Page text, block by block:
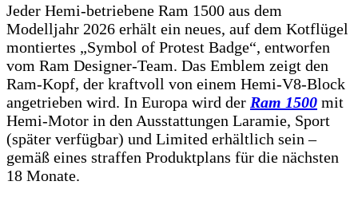
Jeder Hemi-betriebene Ram 1500 aus dem
Modelljahr 2026 erhält ein neues, auf dem Kotflügel
montiertes „Symbol of Protest Badge“, entworfen
vom Ram Designer-Team. Das Emblem zeigt den
Ram-Kopf, der kraftvoll von einem Hemi-V8-Block
angetrieben wird. In Europa wird der Ram 1500 mit
Hemi-Motor in den Ausstattungen Laramie, Sport
(später verfügbar) und Limited erhältlich sein –
gemäß eines straffen Produktplans für die nächsten
18 Monate.